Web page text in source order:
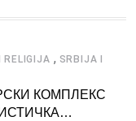
RELIGIJA , SRBIJA I
КОМПЛЕКС